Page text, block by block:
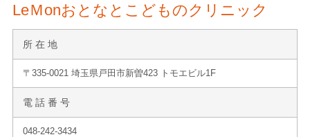
LeＭonおとなとこどものクリニック
所 在 地
〒335-0021 埼玉県戸田市新曽423 トモエビル1F
電 話 番 号
048-242-3434